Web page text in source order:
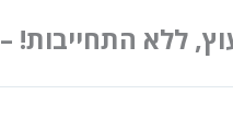
התחייבות! – 072-3308582